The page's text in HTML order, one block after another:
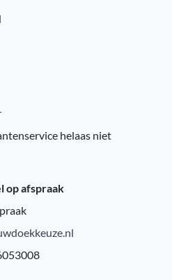
helaas niet
op afspraak